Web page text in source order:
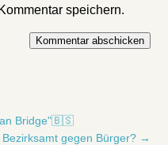
speichern.
Kommentar abschicken
Bridge"🇧🇸
gegen Bürger?→